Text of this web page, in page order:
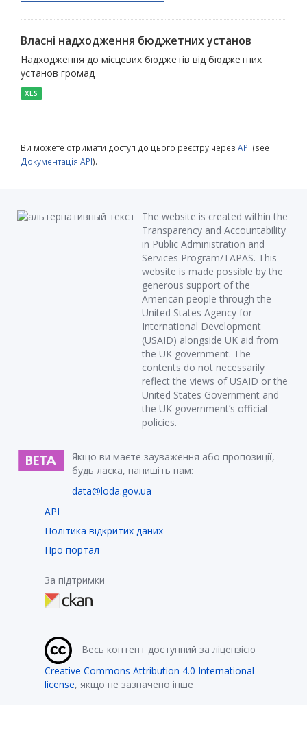
Власні надходження бюджетних установ
Надходження до місцевих бюджетів від бюджетних
установ громад
XLS
Ви можете отримати доступ до цього реєстру через API (see
Документація API).
The website is created within the
Transparency and Accountability
in Public Administration and
Services Program/TAPAS. This
website is made possible by the
generous support of the
American people through the
United States Agency for
International Development
(USAID) alongside UK aid from
the UK government. The
contents do not necessarily
reflect the views of USAID or the
United States Government and
the UK government’s official
policies.
Якщо ви маєте зауваження або пропозиції,
будь ласка, напишіть нам:
data@loda.gov.ua
API
Політика відкритих даних
Про портал
За підтримки
Весь контент доступний за ліцензією
Creative Commons Attribution 4.0 International
license, якщо не зазначено інше